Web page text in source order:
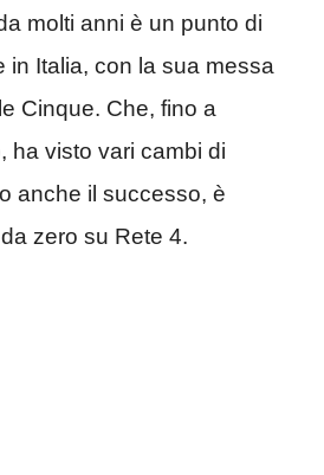
molti anni è un punto di
in Italia, con la sua messa
Cinque. Che, fino a
ha visto vari cambi di
anche il successo, è
zero su Rete 4.